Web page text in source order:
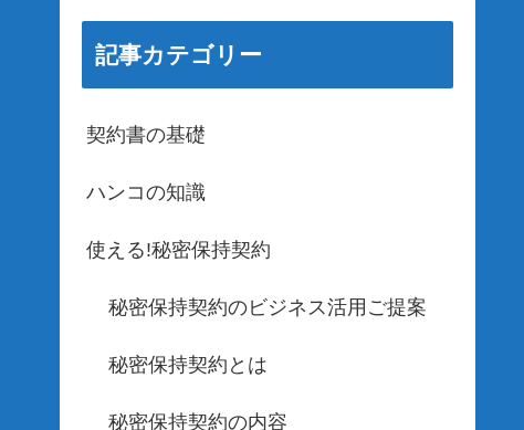
記事カテゴリー
契約書の基礎
ハンコの知識
使える!秘密保持契約
秘密保持契約のビジネス活用ご提案
秘密保持契約とは
秘密保持契約の内容